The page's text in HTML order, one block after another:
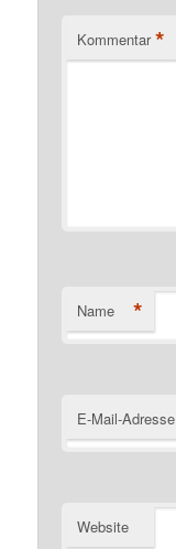
Kommentar *
Name *
E-Mail-Adresse
Website